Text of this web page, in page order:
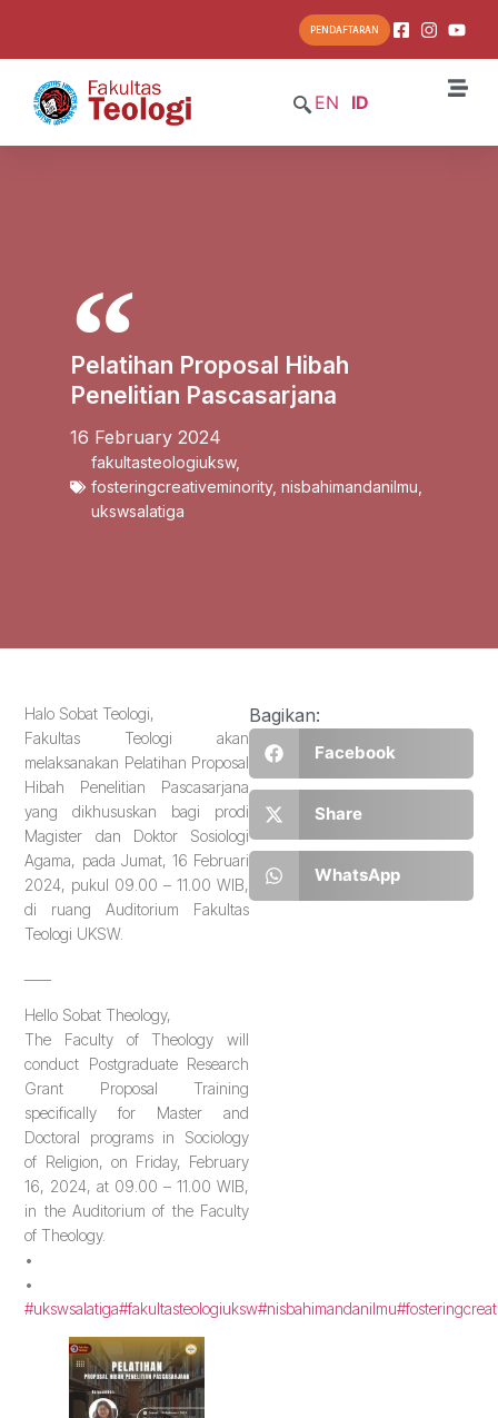
PENDAFTARAN
EN ID
Pelatihan Proposal Hibah
Penelitian Pascasarjana
16 February 2024
fakultasteologiuksw,
fosteringcreativeminority, nisbahimandanilmu
ukswsalatiga
Halo Sobat Teologi,
Fakultas Teologi akan
melaksanakan Pelatihan Proposal
Hibah Penelitian Pascasarjana
yang dikhususkan bagi prodi
Magister dan Doktor Sosiologi
Agama, pada Jumat, 16 Februari
2024, pukul 09.00 – 11.00 WIB,
di ruang Auditorium Fakultas
Teologi UKSW.
Hello Sobat Theology,
The Faculty of Theology will
conduct Postgraduate Research
Grant Proposal Training
specifically for Master and
Doctoral programs in Sociology
of Religion, on Friday, February
16, 2024, at 09.00 – 11.00 WIB,
in the Auditorium of the Faculty
of Theology.
•
•
#ukswsalatiga#fakultasteologiuksw#nisbahimandanilmu
Bagikan:
Facebook
Share
WhatsApp